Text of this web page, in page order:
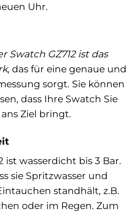
Uhr.
Swatch GZ712 ist das
, das für eine genaue und
sorgt. Sie können
dass Ihre Swatch Sie
Ziel bringt.
ist wasserdicht bis 3 Bar.
sie Spritzwasser und
standhält, z.B.
oder im Regen. Zum